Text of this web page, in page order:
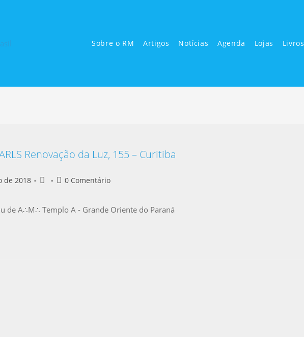
Sobre o RM Artigos Notícias Agenda Lojas Livros
Renovação da Luz, 155 – Curitiba
de 2018 0 Comentário
de A∴M∴ Templo A - Grande Oriente do Paraná